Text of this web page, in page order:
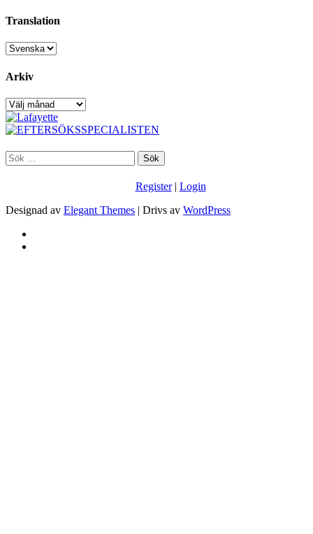
Translation
Arkiv
Arkiv
Sök
efter:
Register| Login
Designad av Elegant Themes | Drivs av WordPress